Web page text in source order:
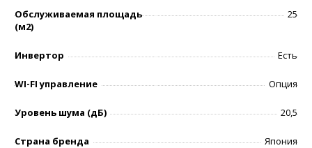
Обслуживаемая площадь
(м2)
25
Инвертор Есть
WI-FI управление Опция
Уровень шумa (дБ) 20,5
Страна бренда Япония